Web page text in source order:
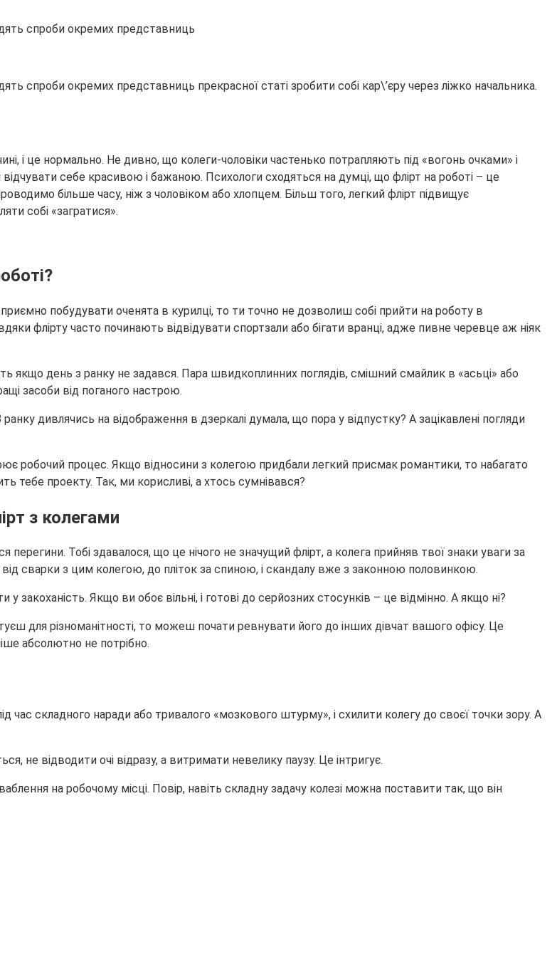
спроби окремих представниць
спроби окремих представниць прекрасної статі зробити собі кар\’єру через ліжко начальника.
і це нормально. Не дивно, що колеги-чоловіки частенько потрапляють під «вогонь очками» і
себе красивою і бажаною. Психологи сходяться на думці, що флірт на роботі – це
більше часу, ніж з чоловіком або хлопцем. Більш того, легкий флірт підвищує
собі «загратися».
побудувати оченята в курилці, то ти точно не дозволиш собі прийти на роботу в
флірту часто починають відвідувати спортзали або бігати вранці, адже пивне черевце аж ніяк
якщо день з ранку не задався. Пара швидкоплинних поглядів, смішний смайлик в «асьці» або
засоби від поганого настрою.
дивлячись на відображення в дзеркалі думала, що пора у відпустку? А зацікавлені погляди
робочий процес. Якщо відносини з колегою придбали легкий присмак романтики, то набагато
тебе проекту. Так, ми корисливі, а хтось сумнівався?
з колегами
Тобі здавалося, що це нічого не значущий флірт, а колега прийняв твої знаки уваги за
сварки з цим колегою, до пліток за спиною, і скандалу вже з законною половинкою.
Якщо ви обоє вільні, і готові до серйозних стосунків – це відмінно. А якщо ні?
для різноманітності, то можеш почати ревнувати його до інших дівчат вашого офісу. Це
абсолютно не потрібно.
складного наради або тривалого «мозкового штурму», і схилити колегу до своєї точки зору. А
не відводити очі відразу, а витримати невелику паузу. Це інтригує.
на робочому місці. Повір, навіть складну задачу колезі можна поставити так, що він